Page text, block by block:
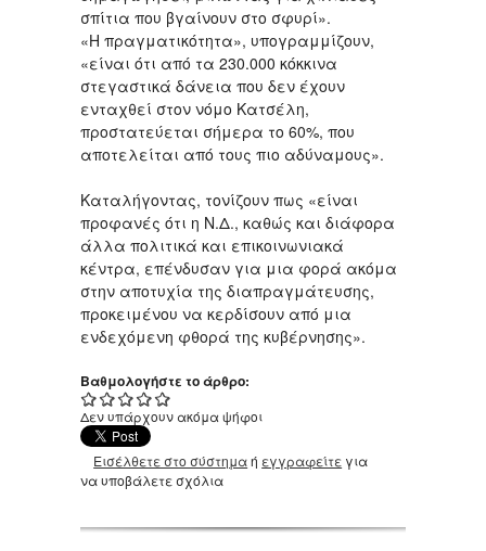
σπίτια που βγαίνουν στο σφυρί».
«Η πραγματικότητα», υπογραμμίζουν,
«είναι ότι από τα 230.000 κόκκινα
στεγαστικά δάνεια που δεν έχουν
ενταχθεί στον νόμο Κατσέλη,
προστατεύεται σήμερα το 60%, που
αποτελείται από τους πιο αδύναμους».
Καταλήγοντας, τονίζουν πως «είναι
προφανές ότι η Ν.Δ., καθώς και διάφορα
άλλα πολιτικά και επικοινωνιακά
κέντρα, επένδυσαν για μια φορά ακόμα
στην αποτυχία της διαπραγμάτευσης,
προκειμένου να κερδίσουν από μια
ενδεχόμενη φθορά της κυβέρνησης».
Βαθμολογήστε το άρθρο:
Δεν υπάρχουν ακόμα ψήφοι
Εισέλθετε στο σύστημαή εγγραφείτε για
να υποβάλετε σχόλια